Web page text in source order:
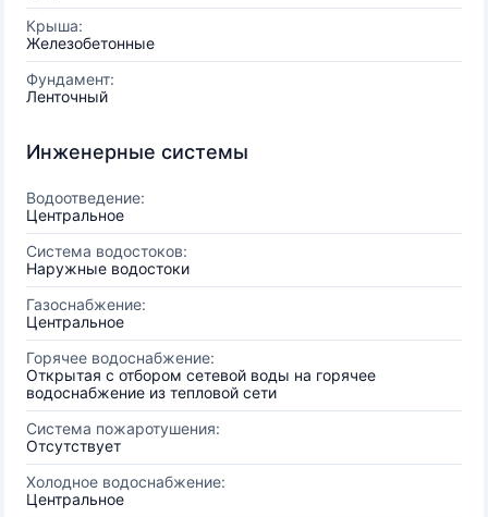
Крыша:
Железобетонные
Фундамент:
Ленточный
Инженерные системы
Водоотведение:
Центральное
Система водостоков:
Наружные водостоки
Газоснабжение:
Центральное
Горячее водоснабжение:
Открытая с отбором сетевой воды на горячее
водоснабжение из тепловой сети
Система пожаротушения:
Отсутствует
Холодное водоснабжение:
Центральное